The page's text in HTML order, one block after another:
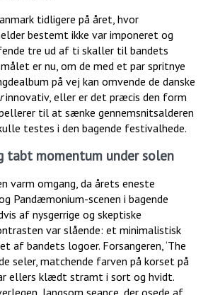
tidligere på året, hvor
bestemt ikke var imponeret og
tre ud af ti skaller til bandets
er nu, om de med et par spritnye
på vej kan omvende de danske
innovativ, eller er det præcis den form
til at sænke gennemsnitsalderen
testes i den bagende festivalhede.
tabt momentum under solen
varm omgang, da årets eneste
Pandæmonium-scenen i bagende
af nysgerrige og skeptiske
var slående: et minimalistisk
af bandets logoer. Forsangeren, ‘The
seler, matchende farven på korset på
ellers klædt stramt i sort og hvidt.
langsom seance, der osede af